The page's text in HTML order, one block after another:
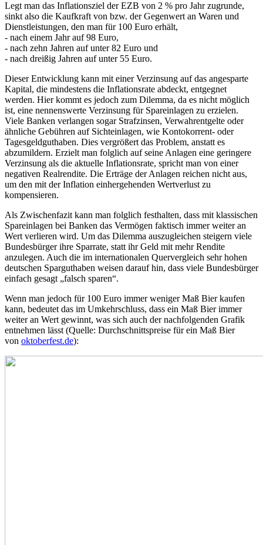
Legt man das Inflationsziel der EZB von 2 % pro Jahr zugrunde,
sinkt also die Kaufkraft von bzw. der Gegenwert an Waren und
Dienstleistungen, den man für 100 Euro erhält,
- nach einem Jahr auf 98 Euro,
- nach zehn Jahren auf unter 82 Euro und
- nach dreißig Jahren auf unter 55 Euro.
Dieser Entwicklung kann mit einer Verzinsung auf das angesparte
Kapital, die mindestens die Inflationsrate abdeckt, entgegnet
werden. Hier kommt es jedoch zum Dilemma, da es nicht möglich
ist, eine nennenswerte Verzinsung für Spareinlagen zu erzielen.
Viele Banken verlangen sogar Strafzinsen, Verwahrentgelte oder
ähnliche Gebühren auf Sichteinlagen, wie Kontokorrent- oder
Tagesgeldguthaben. Dies vergrößert das Problem, anstatt es
abzumildern. Erzielt man folglich auf seine Anlagen eine geringere
Verzinsung als die aktuelle Inflationsrate, spricht man von einer
negativen Realrendite. Die Erträge der Anlagen reichen nicht aus,
um den mit der Inflation einhergehenden Wertverlust zu
kompensieren.
Als Zwischenfazit kann man folglich festhalten, dass mit klassischen
Spareinlagen bei Banken das Vermögen faktisch immer weiter an
Wert verlieren wird. Um das Dilemma auszugleichen steigern viele
Bundesbürger ihre Sparrate, statt ihr Geld mit mehr Rendite
anzulegen. Auch die im internationalen Quervergleich sehr hohen
deutschen Sparguthaben weisen darauf hin, dass viele Bundesbürger
einfach gesagt „falsch sparen“.
Wenn man jedoch für 100 Euro immer weniger Maß Bier kaufen
kann, bedeutet das im Umkehrschluss, dass ein Maß Bier immer
weiter an Wert gewinnt, was sich auch der nachfolgenden Grafik
entnehmen lässt (Quelle: Durchschnittspreise für ein Maß Bier
von oktoberfest.de):